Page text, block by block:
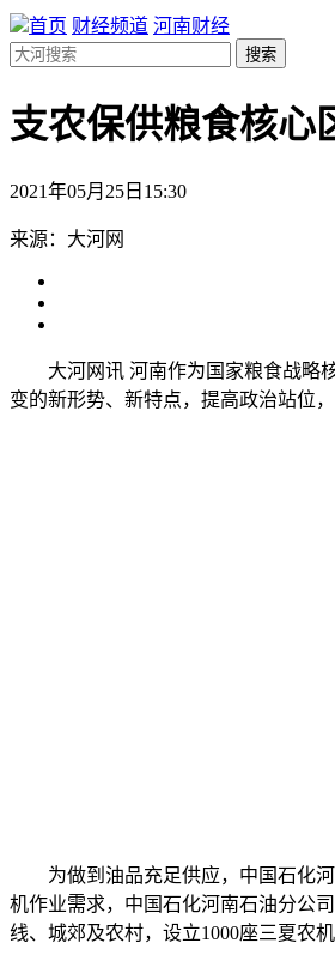
首页 财经频道 河南财经
搜索
支农保供粮食核心
2021年05月25日15:30
来源：大河网
大河网讯 河南作为国家粮食战略
变的新形势、新特点，提高政治站位
为做到油品充足供应，中国石化
机作业需求，中国石化河南石油分公
线、城郊及农村，设立1000座三夏农